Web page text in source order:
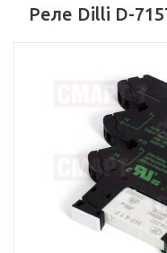
Реле Dilli D-